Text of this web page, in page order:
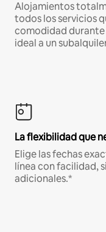
Alojamientos
todos los servicios
comodidad durante
ideal a un
La flexibilidad que
Elige las fechas
línea con facilidad,
adicionales.*